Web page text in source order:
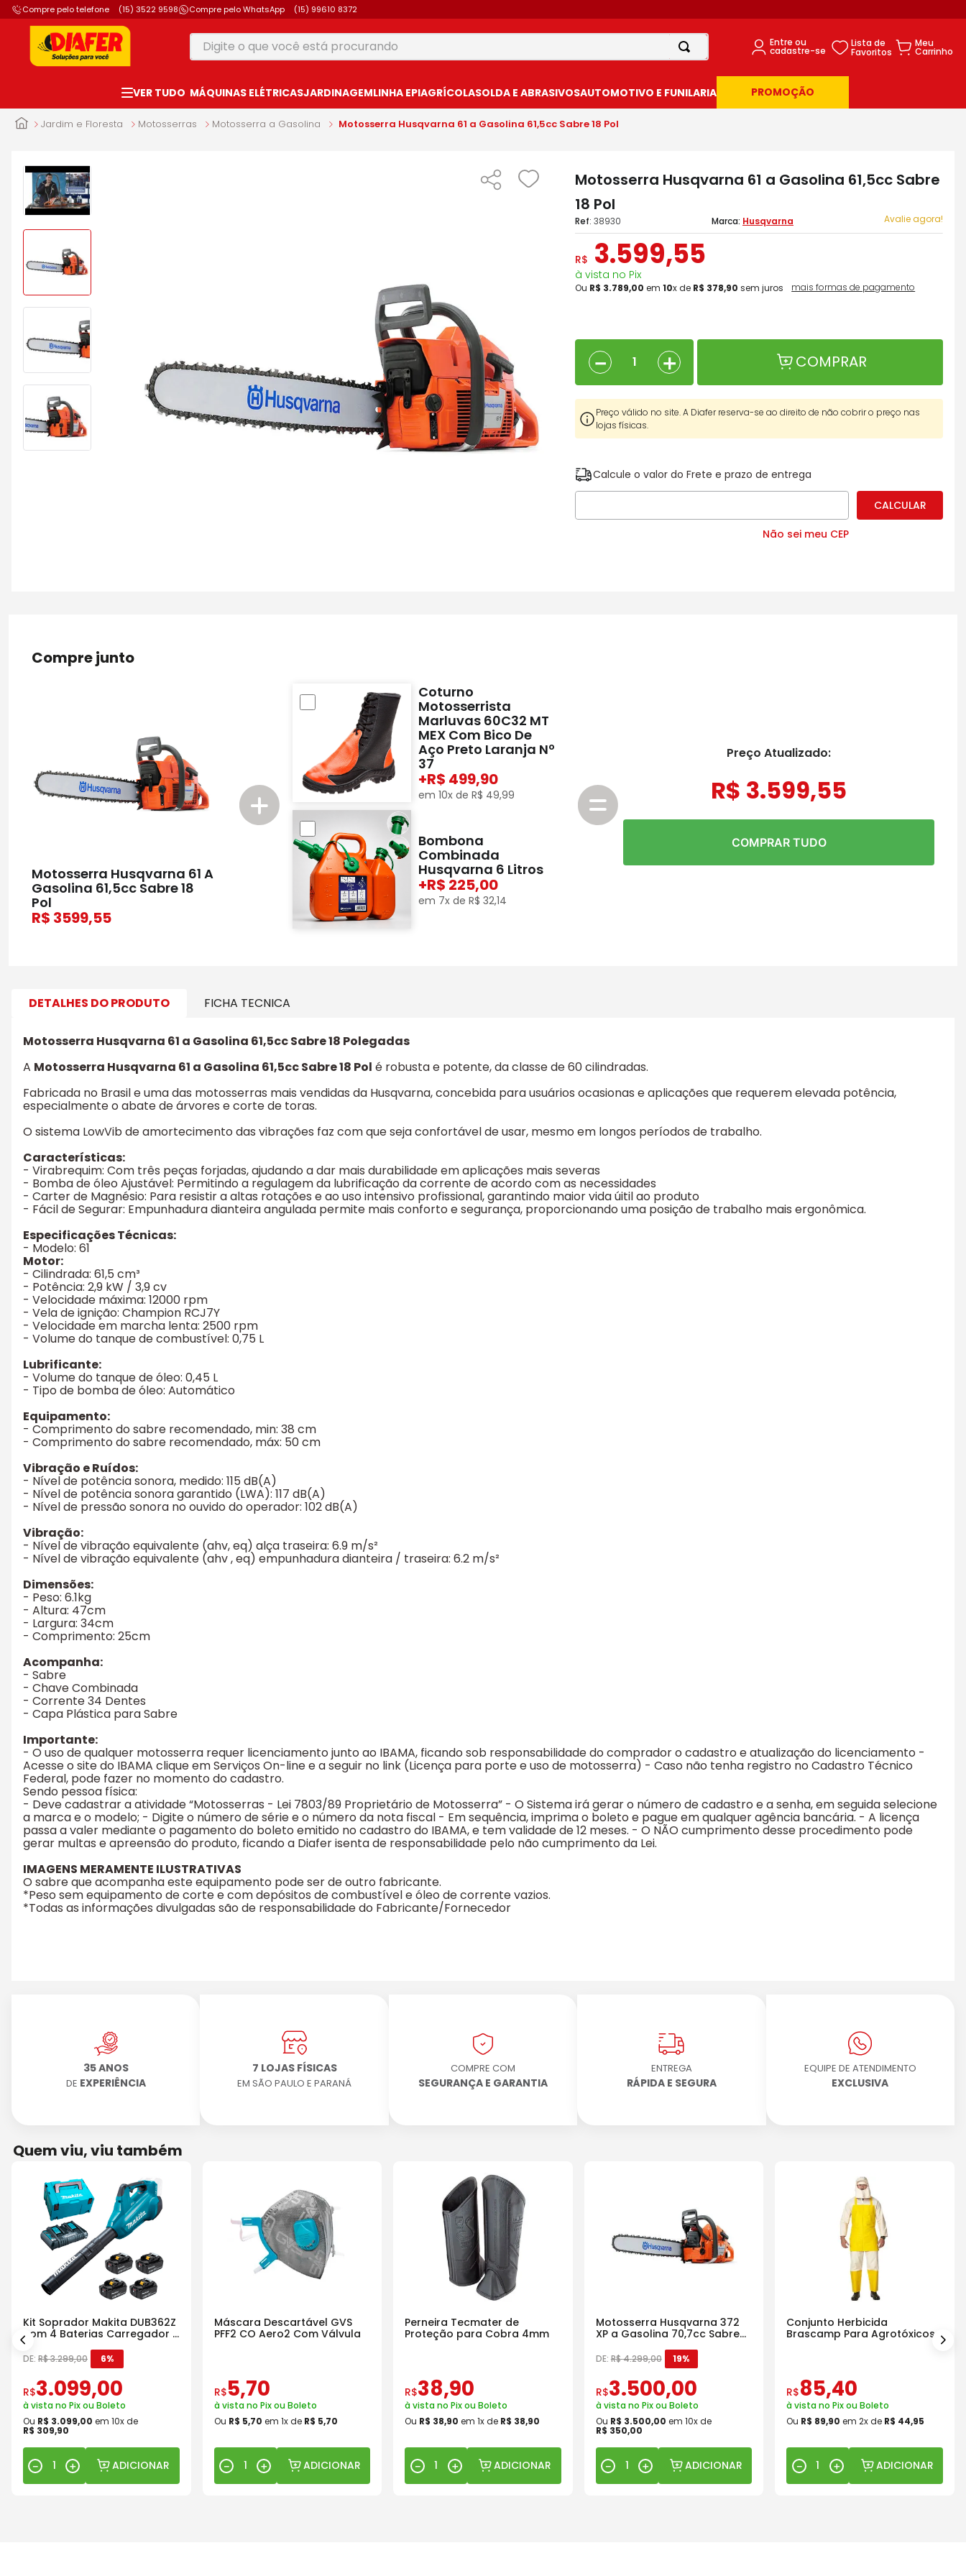
Compre pelo telefone (15) 3522 9598 Compre pelo WhatsApp (15) 99610 8372
Digite o que você está procurando
MÁQUINAS ELÉTRICASJARDINAGEMLINHA EPIAGRÍCOLASOLDA E ABRASIVOSAUTOMOTIVO E FUNILARIA PROMOÇÃO
Jardim e Floresta Motosserras Motosserra a Gasolina Motosserra Husqvarna 61 a Gasolina 61,5cc Sabre 18 Pol
Motosserra Husqvarna 61 a Gasolina 61,5cc Sabre
18 Pol
: 38930 Husqvarna Avalie agora!
R$ 3.599,55
à vista no Pix
Ou R$ 3.789,00 em 10x de R$ 378,90 sem juros mais formas de pagamento
＋
－ COMPRAR
Preço válido no site. A Diafer reserva-se ao direito de não cobrir o preço nas
lojas físicas.
Calcule o valor do Frete e prazo de entrega
Não sei meu CEP
Compre junto
Motosserra Husqvarna 61 A
Gasolina 61,5cc Sabre 18
Pol
3599,55
Coturno
Motosserrista
Marluvas 60C32 MT
MEX Com Bico De
Aço Preto Laranja Nº
37
+ 499,90
em10x deR$ 49,99
Bombona
Combinada
Husqvarna 6 Litros
+ 225,00
em 7x deR$ 32,14
Preço Atualizado:
R$ 3.599,55
COMPRAR TUDO
DETALHES DO PRODUTO FICHA TECNICA
Motosserra Husqvarna 61 a Gasolina 61,5cc Sabre 18 Polegadas
A Motosserra Husqvarna 61 a Gasolina 61,5cc Sabre 18 Pol é robusta e potente, da classe de 60 cilindradas.
Fabricada no Brasil e uma das motosserras mais vendidas da Husqvarna, concebida para usuários ocasionas e aplicações que requerem elevada potência,
especialmente o abate de árvores e corte de toras.
O sistema LowVib de amortecimento das vibrações faz com que seja confortável de usar, mesmo em longos períodos de trabalho.
Características:
- Virabrequim: Com três peças forjadas, ajudando a dar mais durabilidade em aplicações mais severas
- Bomba de óleo Ajustável: Permitindo a regulagem da lubrificação da corrente de acordo com as necessidades
- Carter de Magnésio: Para resistir a altas rotações e ao uso intensivo profissional, garantindo maior vida úitil ao produto
- Fácil de Segurar: Empunhadura dianteira angulada permite mais conforto e segurança, proporcionando uma posição de trabalho mais ergonômica.
Especificações Técnicas:
- Modelo: 61
Motor:
- Cilindrada: 61,5 cm³
- Potência: 2,9 kW / 3,9 cv
- Velocidade máxima: 12000 rpm
- Vela de ignição: Champion RCJ7Y
- Velocidade em marcha lenta: 2500 rpm
- Volume do tanque de combustível: 0,75 L
Lubrificante:
- Volume do tanque de óleo: 0,45 L
- Tipo de bomba de óleo: Automático
Equipamento:
- Comprimento do sabre recomendado, min: 38 cm
- Comprimento do sabre recomendado, máx: 50 cm
Vibração e Ruídos:
- Nível de potência sonora, medido: 115 dB(A)
- Nível de potência sonora garantido (LWA): 117 dB(A)
- Nível de pressão sonora no ouvido do operador: 102 dB(A)
Vibração:
- Nível de vibração equivalente (ahv, eq) alça traseira: 6.9 m/s²
- Nível de vibração equivalente (ahv , eq) empunhadura dianteira / traseira: 6.2 m/s²
Dimensões:
- Peso: 6.1kg
- Altura: 47cm
- Largura: 34cm
- Comprimento: 25cm
Acompanha:
- Sabre
- Chave Combinada
- Corrente 34 Dentes
- Capa Plástica para Sabre
Importante:
- O uso de qualquer motosserra requer licenciamento junto ao IBAMA, ficando sob responsabilidade do comprador o cadastro e atualização do licenciamento -
Acesse o site do IBAMA clique em Serviços On-line e a seguir no link (Licença para porte e uso de motosserra) - Caso não tenha registro no Cadastro Técnico
Federal, pode fazer no momento do cadastro.
Sendo pessoa física:
- Deve cadastrar a atividade “Motosserras - Lei 7803/89 Proprietário de Motosserra” - O Sistema irá gerar o número de cadastro e a senha, em seguida selecione
a marca e o modelo; - Digite o número de série e o número da nota fiscal - Em sequência, imprima o boleto e pague em qualquer agência bancária. - A licença
passa a valer mediante o pagamento do boleto emitido no cadastro do IBAMA, e tem validade de 12 meses. - O NÃO cumprimento desse procedimento pode
gerar multas e apreensão do produto, ficando a Diafer isenta de responsabilidade pelo não cumprimento da Lei.
IMAGENS MERAMENTE ILUSTRATIVAS
O sabre que acompanha este equipamento pode ser de outro fabricante.
*Peso sem equipamento de corte e com depósitos de combustível e óleo de corrente vazios.
*Todas as informações divulgadas são de responsabilidade do Fabricante/Fornecedor
35 ANOS
DE EXPERIÊNCIA
7 LOJAS FÍSICAS
EM SÃO PAULO E PARANÁ
COMPRE COM
SEGURANÇA E GARANTIA
ENTREGA
RÁPIDA E SEGURA
EQUIPE DE ATENDIMENTO
EXCLUSIVA
Quem viu, viu também
Kit Soprador Makita DUB362Z
com 4 Baterias Carregador e
Maleta
DE: R$3.299,00 6%
R$3.099,00
à vista no Pix ou Boleto
Ou R$ 3.099,00 em 10x de
R$ 309,90
＋
－ ADICIONAR
Máscara Descartável GVS
PFF2 CO Aero2 Com Válvula
R$5,70
à vista no Pix ou Boleto
Ou R$ 5,70 em 1x de R$ 5,70
＋
－ ADICIONAR
Perneira Tecmater de
Proteção para Cobra 4mm
R$38,90
à vista no Pix ou Boleto
Ou R$ 38,90 em1x de R$ 38,90
＋
－ ADICIONAR
Motosserra Husqvarna 372
XP a Gasolina 70,7cc Sabre
DE:R$4.299,00 19%
R$3.500,00
à vista no Pix ou Boleto
Ou R$ 3.500,00 em 10x de
R$ 350,00
＋
－ ADICIONAR
Conjunto Herbicida
Brascamp Para Agrotóxicos
30 Lavagens
R$85,40
à vista no Pix ou Boleto
Ou R$ 89,90 em2x de R$ 44,95
＋
－ ADICIONAR
1º
motosserra
2º
furadeira